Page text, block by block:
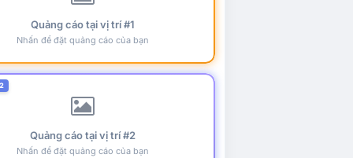
Quảng cáo tại vị trí #1
Nhấn để đặt quảng cáo của bạn
Quảng cáo tại vị trí #2
Nhấn để đặt quảng cáo của bạn